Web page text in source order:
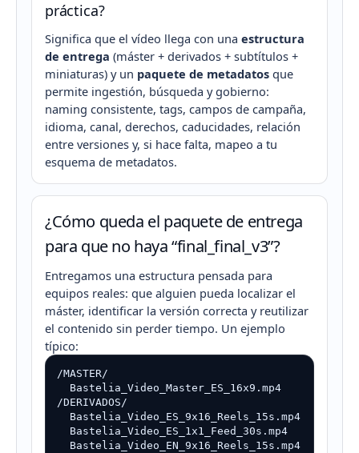
práctica?
Significa que el vídeo llega con una estructura
de entrega (máster + derivados + subtítulos +
miniaturas) y un paquete de metadatos que
permite ingestión, búsqueda y gobierno:
naming consistente, tags, campos de campaña,
idioma, canal, derechos, caducidades, relación
entre versiones y, si hace falta, mapeo a tu
esquema de metadatos.
¿Cómo queda el paquete de entrega
para que no haya “final_final_v3”?
Entregamos una estructura pensada para
equipos reales: que alguien pueda localizar el
máster, identificar la versión correcta y reutilizar
el contenido sin perder tiempo. Un ejemplo
típico:
/MASTER/
  Bastelia_Video_Master_ES_16x9.mp4
/DERIVADOS/
  Bastelia_Video_ES_9x16_Reels_15s.mp4
  Bastelia_Video_ES_1x1_Feed_30s.mp4
  Bastelia_Video_EN_9x16_Reels_15s.mp4